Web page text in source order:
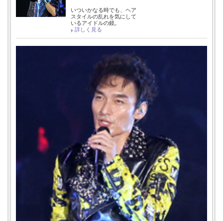
いついかなる時でも、ヘア
スタイルの乱れを気にして
いるアイドルの鏡。
詳しく見る